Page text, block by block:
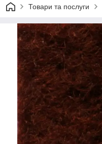
Товари та послуги